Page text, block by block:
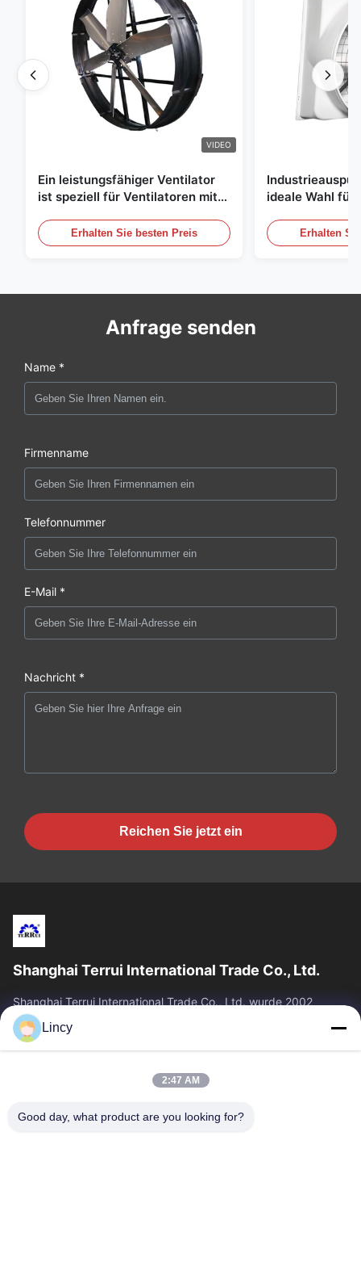
VIDEO
Ein leistungsfähiger Ventilator
ist speziell für Ventilatoren mit
mm und einem Luftvolumen von
120000 m3/h entwickelt.
Erhalten Sie besten Preis
ideale Wahl für
Erhalten
Anfrage senden
Name *
Firmenname
Telefonnummer
E-Mail *
Nachricht *
Reichen Sie jetzt ein
Shanghai Terrui International Trade Co., Ltd.
Shanghai Terrui International Trade Co., Ltd. wurde 2002
gegründet und ist auf die Entwicklung, Herstellung und den
Verkauf von Viehausrüstung...
Schnelllinks
Produkte
Über Uns
Qualitätskontrolle
Lincy
2:47 AM
Good day, what product are you looking for?